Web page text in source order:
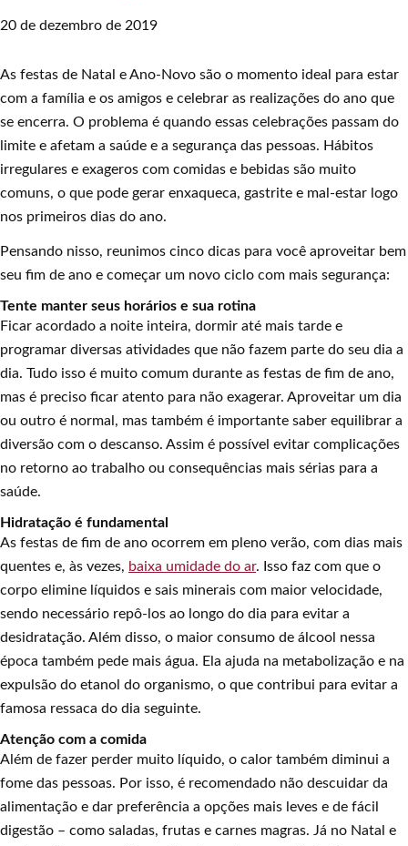
20 de dezembro de 2019
As festas de Natal e Ano-Novo são o momento ideal para estar
com a família e os amigos e celebrar as realizações do ano que
se encerra. O problema é quando essas celebrações passam do
limite e afetam a saúde e a segurança das pessoas. Hábitos
irregulares e exageros com comidas e bebidas são muito
comuns, o que pode gerar enxaqueca, gastrite e mal-estar logo
nos primeiros dias do ano.
Pensando nisso, reunimos cinco dicas para você aproveitar bem
seu fim de ano e começar um novo ciclo com mais segurança:
Tente manter seus horários e sua rotina
Ficar acordado a noite inteira, dormir até mais tarde e
programar diversas atividades que não fazem parte do seu dia a
dia. Tudo isso é muito comum durante as festas de fim de ano,
mas é preciso ficar atento para não exagerar. Aproveitar um dia
ou outro é normal, mas também é importante saber equilibrar a
diversão com o descanso. Assim é possível evitar complicações
no retorno ao trabalho ou consequências mais sérias para a
saúde.
Hidratação é fundamental
As festas de fim de ano ocorrem em pleno verão, com dias mais
quentes e, às vezes, baixa umidade do ar. Isso faz com que o
corpo elimine líquidos e sais minerais com maior velocidade,
sendo necessário repô-los ao longo do dia para evitar a
desidratação. Além disso, o maior consumo de álcool nessa
época também pede mais água. Ela ajuda na metabolização e na
expulsão do etanol do organismo, o que contribui para evitar a
famosa ressaca do dia seguinte.
Atenção com a comida
Além de fazer perder muito líquido, o calor também diminui a
fome das pessoas. Por isso, é recomendado não descuidar da
alimentação e dar preferência a opções mais leves e de fácil
digestão – como saladas, frutas e carnes magras. Já no Natal e